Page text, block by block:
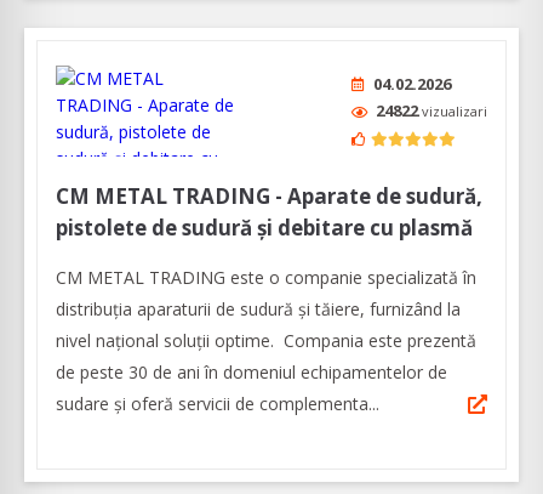
04.02.2026
24822vizualizari
CM METAL TRADING - Aparate de sudură,
pistolete de sudură și debitare cu plasmă
CM METAL TRADING este o companie specializată în
distribuția aparaturii de sudură şi tăiere, furnizând la
nivel naţional soluţii optime. Compania este prezentă
de peste 30 de ani în domeniul echipamentelor de
sudare și oferă servicii de complementa...